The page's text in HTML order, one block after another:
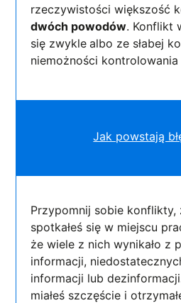
rzeczywistości większość
dwóch powodów. Konflikt
się zwykle albo ze słabej
niemożności kontrolowania
Jak powstają
Przypomnij sobie
spotkałeś się w miejscu
że wiele z nich wynikało z
informacji,
informacji lub
miałeś szczęście i